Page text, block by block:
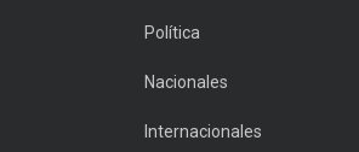
Política
Nacionales
Internacionales